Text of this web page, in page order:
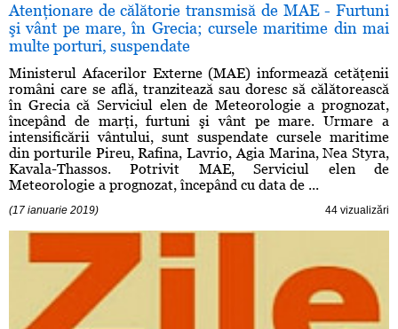
Atenţionare de călătorie transmisă de MAE - Furtuni
şi vânt pe mare, în Grecia; cursele maritime din mai
multe porturi, suspendate
Ministerul Afacerilor Externe (MAE) informează cetăţenii
români care se află, tranzitează sau doresc să călătorească
în Grecia că Serviciul elen de Meteorologie a prognozat,
începând de marţi, furtuni şi vânt pe mare. Urmare a
intensificării vântului, sunt suspendate cursele maritime
din porturile Pireu, Rafina, Lavrio, Agia Marina, Nea Styra,
Kavala-Thassos. Potrivit MAE, Serviciul elen de
Meteorologie a prognozat, începând cu data de ...
(17 ianuarie 2019) 44 vizualizări